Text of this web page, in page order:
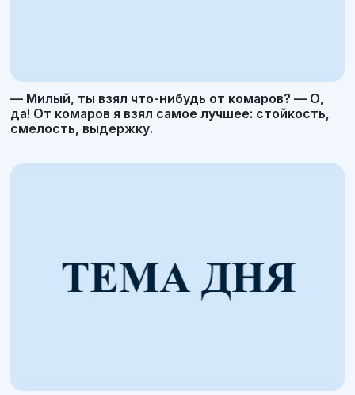
— Милый, ты взял что-нибудь от комаров? — О,
да! От комаров я взял самое лучшее: стойкость,
смелость, выдержку.